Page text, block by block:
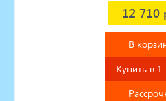
12 710
В
Купить в 1